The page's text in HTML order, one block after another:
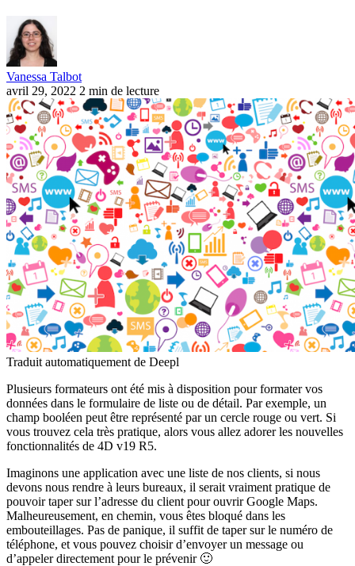
Vanessa Talbot
avril 29, 2022 2 min de lecture
Traduit automatiquement de Deepl
Plusieurs formateurs ont été mis à disposition pour formater vos
données dans le formulaire de liste ou de détail. Par exemple, un
champ booléen peut être représenté par un cercle rouge ou vert. Si
vous trouvez cela très pratique, alors vous allez adorer les nouvelles
fonctionnalités de 4D v19 R5.
Imaginons une application avec une liste de nos clients, si nous
devons nous rendre à leurs bureaux, il serait vraiment pratique de
pouvoir taper sur l’adresse du client pour ouvrir Google Maps.
Malheureusement, en chemin, vous êtes bloqué dans les
embouteillages. Pas de panique, il suffit de taper sur le numéro de
téléphone, et vous pouvez choisir d’envoyer un message ou
d’appeler directement pour le prévenir 🙂